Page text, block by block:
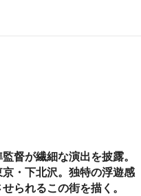
督が繊細な演出を披露。
・下北沢。独特の浮遊感
られるこの街を描く。